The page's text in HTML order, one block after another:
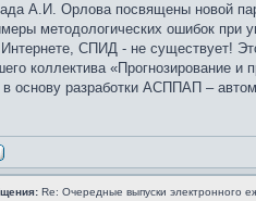
А.И. Орлова посвящены новой
методологических ошибок при
СПИД - не существует!
коллектива «Прогнозирование
основу разработки АСППАП –
Re: Очередные выпуски электронного